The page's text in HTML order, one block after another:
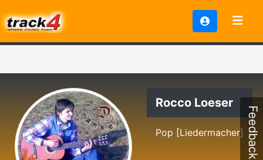
Rocco Loeser
Pop [Liedermacher] Feedback